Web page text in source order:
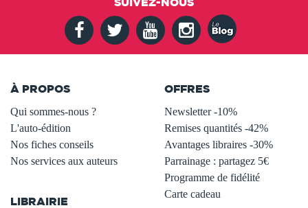
À PROPOS
Qui sommes-nous ?
L'auto-édition
Nos fiches conseils
Nos services aux auteurs
LIBRAIRIE
OFFRES
Newsletter -10%
Remises quantités -42%
Avantages libraires -30%
Parrainage : partagez 5€
Programme de fidélité
Carte cadeau